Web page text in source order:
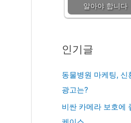
알아야 합니다
인기글
동물병원 마케팅, 신
광고는?
비싼 카메라 보호에